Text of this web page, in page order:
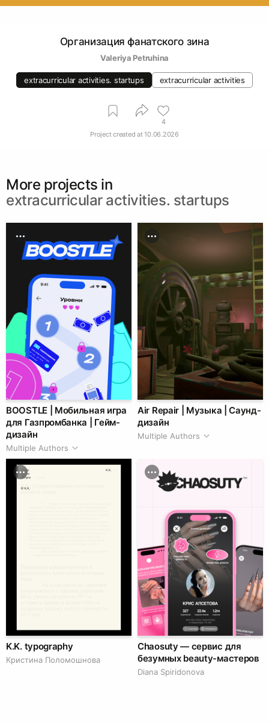
Организация фанатского зина
Valeriya Petruhina
extracurricular activities. startups extracurricular activities
4
Project created at10.06.2026
More projects in
extracurricular activities. startups
BOOSTLE | Мобильная игра
для Газпромбанка | Гейм-
дизайн
Multiple Authors
Air Repair | Музыка | Саунд-
дизайн
Multiple Authors
K.K. typography
Кристина Поломошнова
Chaosuty — сервис для
безумных beauty-мастеров
Diana Spiridonova